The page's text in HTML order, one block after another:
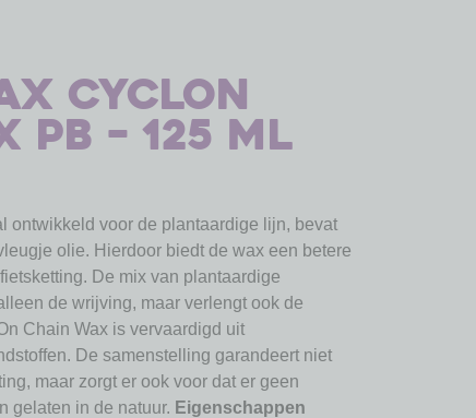
Cyclon
– 125 ml
ontwikkeld voor de plantaardige lijn, bevat
olie. Hierdoor biedt de wax een betere
De mix van plantaardige
de wrijving, maar verlengt ook de
Chain Wax is vervaardigd uit
De samenstelling garandeert niet
maar zorgt er ook voor dat er geen
gelaten in de natuur. Eigenschappen